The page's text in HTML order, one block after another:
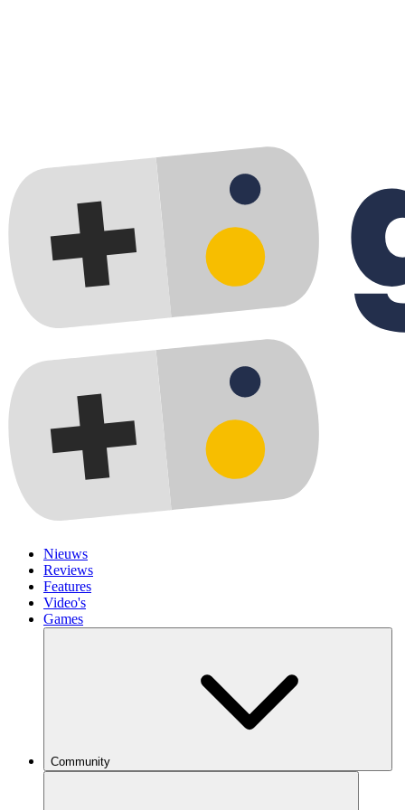
Nieuws
Reviews
Features
Video's
Games
Community